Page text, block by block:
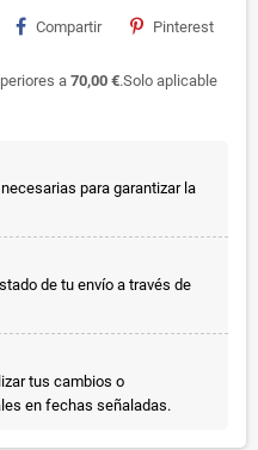
Compartir Pinterest
a 70,00 €.Solo aplicable
para garantizar la
de tu envío a través de
tus cambios o
en fechas señaladas.